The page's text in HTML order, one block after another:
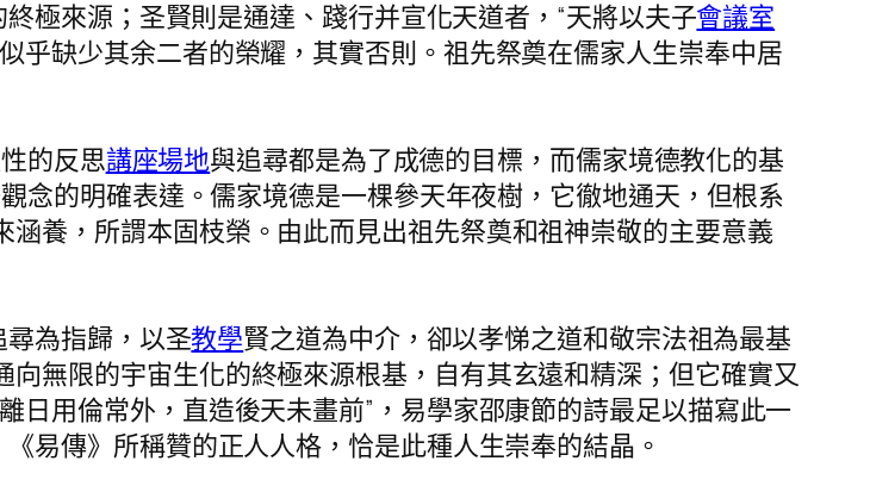
極來源；圣賢則是通達、踐行并宣化天道者，“天將以夫子會議室
乎缺少其余二者的榮耀，其實否則。祖先祭奠在儒家人生崇奉中居
的反思講座場地與追尋都是為了成德的目標，而儒家境德教化的基
念的明確表達。儒家境德是一棵參天年夜樹，它徹地通天，但根系
養，所謂本固枝榮。由此而見出祖先祭奠和祖神崇敬的主要意義
為指歸，以圣教學賢之道為中介，卻以孝悌之道和敬宗法祖為最基
無限的宇宙生化的終極來源根基，自有其玄遠和精深；但它確實又
日用倫常外，直造後天未畫前”，易學家邵康節的詩最足以描寫此一
易傳》所稱贊的正人人格，恰是此種人生崇奉的結晶。